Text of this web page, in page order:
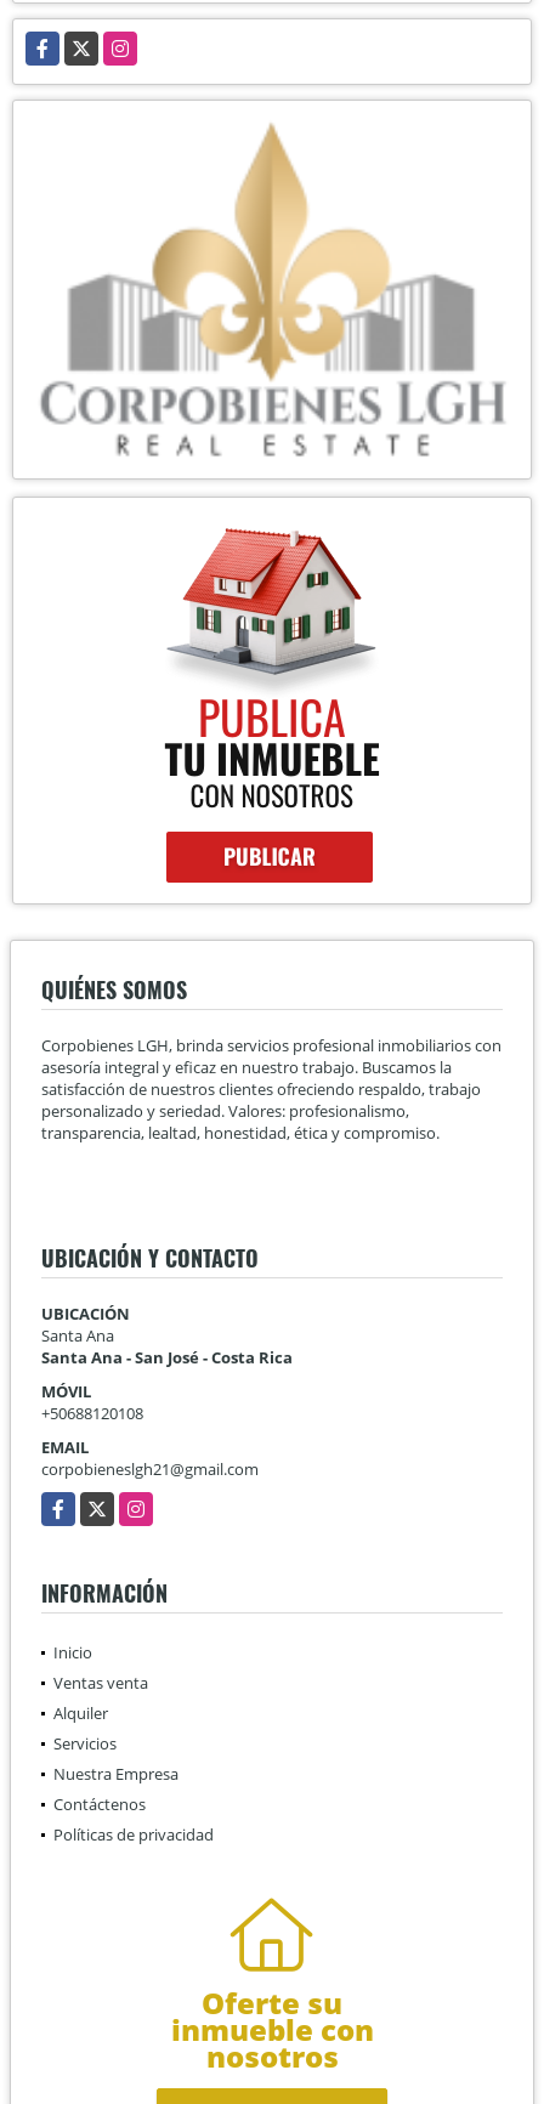
Facebook
X Instagram
QUIÉNES SOMOS
Corpobienes LGH, brinda servicios profesional inmobiliarios con
asesoría integral y eficaz en nuestro trabajo. Buscamos la
satisfacción de nuestros clientes ofreciendo respaldo, trabajo
personalizado y seriedad. Valores: profesionalismo,
transparencia, lealtad, honestidad, ética y compromiso.
UBICACIÓN Y CONTACTO
UBICACIÓN
Santa Ana
Santa Ana - San José - Costa Rica
MÓVIL
+50688120108
EMAIL
corpobieneslgh21@gmail.com
Facebook
X Instagram
INFORMACIÓN
Inicio
Ventas venta
Alquiler
Servicios
Nuestra Empresa
Contáctenos
Políticas de privacidad
Oferte su
inmueble con
nosotros